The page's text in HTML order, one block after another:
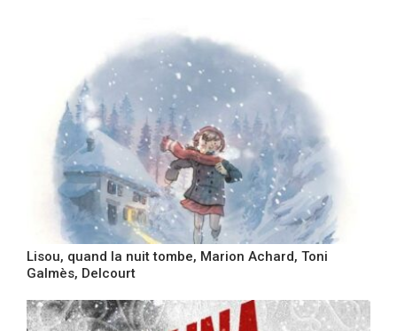
Lisou, quand la nuit tombe, Marion Achard, Toni
Galmès, Delcourt